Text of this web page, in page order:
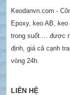
Keodanvn.com -
Epoxy, keo AB,
trong suốt.... được
định, giá cả cạnh
vòng 24h.
LIÊN HỆ